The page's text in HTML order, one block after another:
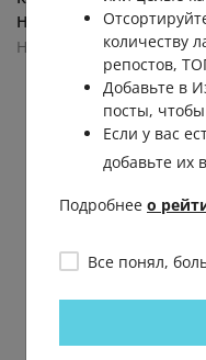
Нижний Новгород, г....
Нижний Новгород
3.1К 0.0К
количеству
репостов,
Добавьте в
посты,
Если у вас
добавьте их
Подробнее о
Все понял,